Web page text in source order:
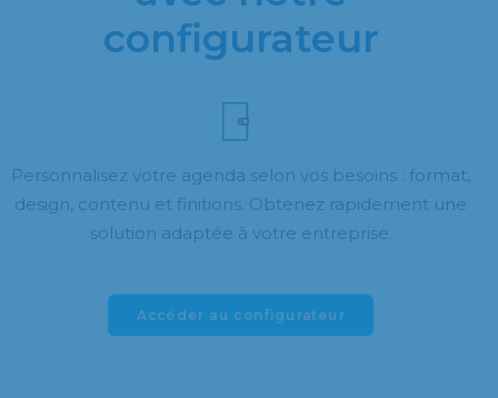
configurateur
Personnalisez votre agenda selon vos besoins : format,
design, contenu et finitions. Obtenez rapidement une
solution adaptée à votre entreprise.
Accéder au configurateur